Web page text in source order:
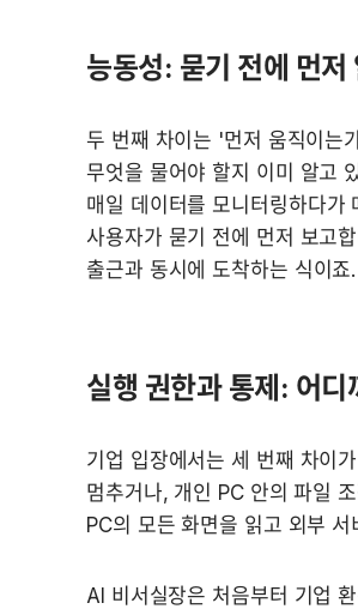
능동성: 묻기 전에 먼저
두 번째 차이는 '먼저 움직이는
무엇을 물어야 할지 이미 알고
매일 데이터를 모니터링하다가
사용자가 묻기 전에 먼저 보고
출근과 동시에 도착하는 식이죠.
실행 권한과 통제: 어
기업 입장에서는 세 번째 차이
멈추거나, 개인 PC 안의 파일
PC의 모든 화면을 읽고 외부
AI 비서실장은 처음부터 기업